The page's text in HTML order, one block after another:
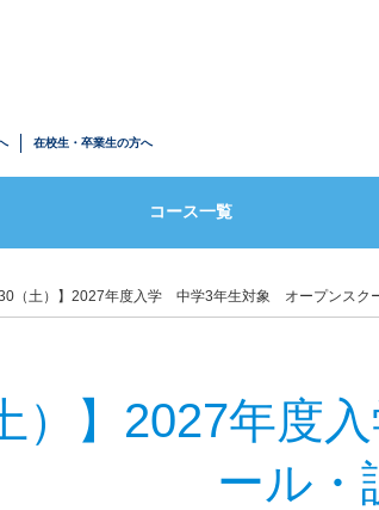
在校生・卒業生の方へ
コース一覧
30（土）】2027年度入学 中学3年生対象 オープンスク
）】2027年
ール・